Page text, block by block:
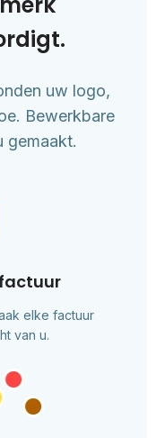
uw logo,
Bewerkbare
gemaakt.
elke factuur
van u.